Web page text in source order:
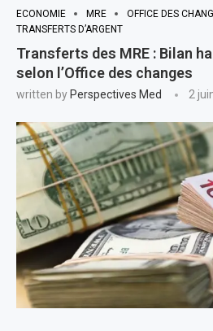
ECONOMIE MRE
OFFICE DES
TRANSFERTS D’ARGENT
Transferts des MRE : Bilan
selon l’Office des changes
written by Perspectives Med 2